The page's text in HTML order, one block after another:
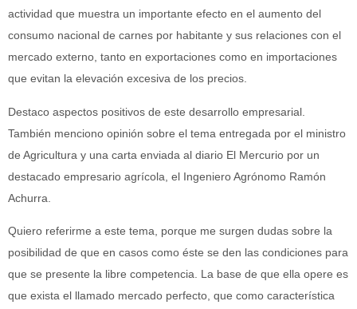
actividad que muestra un importante efecto en el aumento del
consumo nacional de carnes por habitante y sus relaciones con el
mercado externo, tanto en exportaciones como en importaciones
que evitan la elevación excesiva de los precios.
Destaco aspectos positivos de este desarrollo empresarial.
También menciono opinión sobre el tema entregada por el ministro
de Agricultura y una carta enviada al diario El Mercurio por un
destacado empresario agrícola, el Ingeniero Agrónomo Ramón
Achurra.
Quiero referirme a este tema, porque me surgen dudas sobre la
posibilidad de que en casos como éste se den las condiciones para
que se presente la libre competencia. La base de que ella opere es
que exista el llamado mercado perfecto, que como característica